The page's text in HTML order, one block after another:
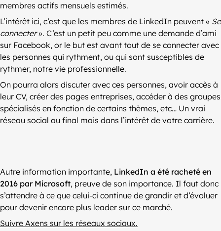
membres actifs mensuels estimés.
L’intérêt ici, c’est que les membres de LinkedIn peuvent « Se
connecter». C’est un petit peu comme une demande d’ami
sur Facebook, or le but est avant tout de se connecter avec
les personnes qui rythment, ou qui sont susceptibles de
rythmer, notre vie professionnelle.
On pourra alors discuter avec ces personnes, avoir accès à
leur CV, créer des pages entreprises, accéder à des groupes
spécialisés en fonction de certains thèmes, etc… Un vrai
réseau social au final mais dans l’intérêt de votre carrière.
Autre information importante, LinkedIn a été racheté en
2016 par Microsoft, preuve de son importance. Il faut donc
s’attendre à ce que celui-ci continue de grandir et d’évoluer
pour devenir encore plus leader sur ce marché.
Suivre Axens sur les réseaux sociaux.